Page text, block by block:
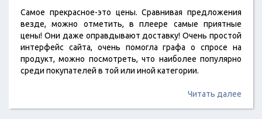
Самое прекрасное-это цены. Сравнивая предложения
везде, можно отметить, в плеере самые приятные
цены! Они даже оправдывают доставку! Очень простой
интерфейс сайта, очень помогла графа о спросе на
продукт, можно посмотреть, что наиболее популярно
среди покупателей в той или иной категории.
Читать далее